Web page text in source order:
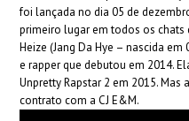
foi lançada no dia 05 de
primeiro lugar em todos os chats
Heize (Jang Da Hye – nascida
e rapper que debutou em 2014.
Unpretty Rapstar 2 em 2015.
contrato com a CJ E&M.